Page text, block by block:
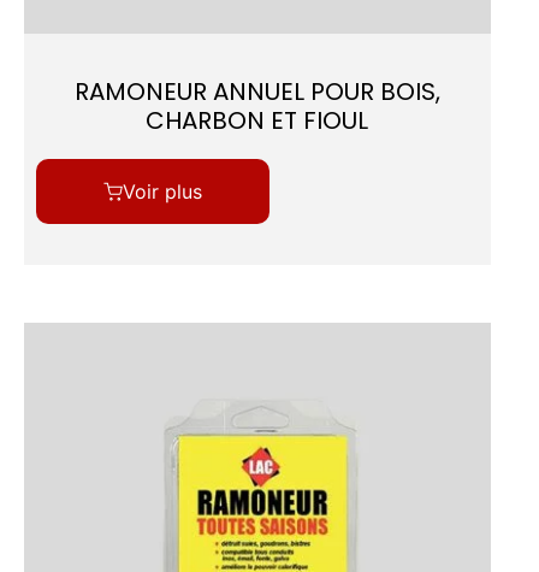
RAMONEUR ANNUEL POUR BOIS,
CHARBON ET FIOUL
Voir plus